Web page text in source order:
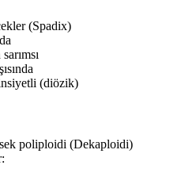
(Spadix)
(diözik)
poliploidi (Dekaploidi)